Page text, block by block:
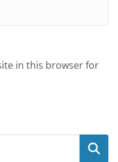
in this browser for
Search